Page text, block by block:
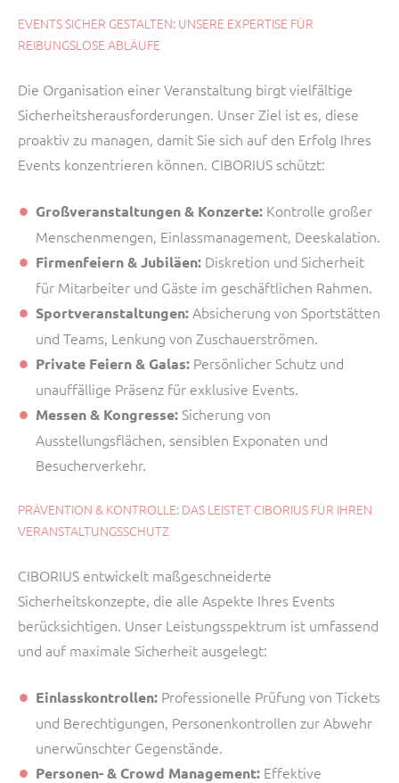
EVENTS SICHER GESTALTEN: UNSERE EXPERTISE FÜR
REIBUNGSLOSE ABLÄUFE
Die Organisation einer Veranstaltung birgt vielfältige
Sicherheitsherausforderungen. Unser Ziel ist es, diese
proaktiv zu managen, damit Sie sich auf den Erfolg Ihres
Events konzentrieren können. CIBORIUS schützt:
Großveranstaltungen & Konzerte: Kontrolle großer
Menschenmengen, Einlassmanagement, Deeskalation.
Firmenfeiern & Jubiläen: Diskretion und Sicherheit
für Mitarbeiter und Gäste im geschäftlichen Rahmen.
Sportveranstaltungen:Absicherung von Sportstätten
und Teams, Lenkung von Zuschauerströmen.
Private Feiern & Galas: Persönlicher Schutz und
unauffällige Präsenz für exklusive Events.
Messen & Kongresse: Sicherung von
Ausstellungsflächen, sensiblen Exponaten und
Besucherverkehr.
PRÄVENTION & KONTROLLE: DAS LEISTET CIBORIUS FÜR IHREN
VERANSTALTUNGSSCHUTZ
CIBORIUS entwickelt maßgeschneiderte
Sicherheitskonzepte, die alle Aspekte Ihres Events
berücksichtigen. Unser Leistungsspektrum ist umfassend
und auf maximale Sicherheit ausgelegt:
Einlasskontrollen: Professionelle Prüfung von Tickets
und Berechtigungen, Personenkontrollen zur Abwehr
unerwünschter Gegenstände.
Personen- & Crowd Management: Effektive